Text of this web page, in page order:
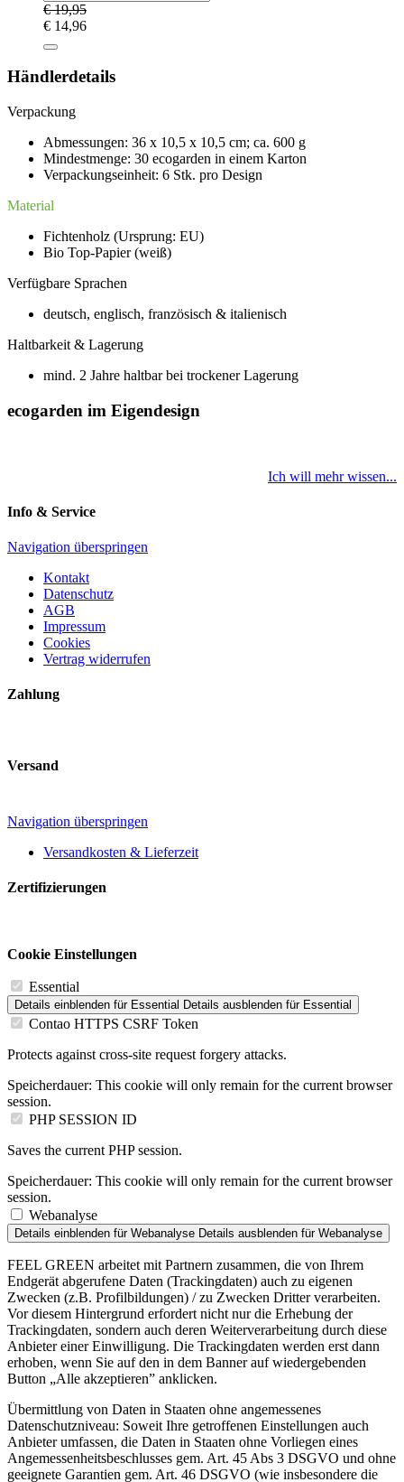
€19,95
€ 14,96
Händlerdetails
Verpackung
Abmessungen: 36 x 10,5 x 10,5 cm; ca. 600 g
Mindestmenge: 30 ecogarden in einem Karton
Verpackungseinheit: 6 Stk. pro Design
Material
Fichtenholz (Ursprung: EU)
Bio Top-Papier (weiß)
Verfügbare Sprachen
deutsch, englisch, französisch & italienisch
Haltbarkeit & Lagerung
mind. 2 Jahre haltbar bei trockener Lagerung
ecogarden im Eigendesign
Ich will mehr wissen...
Info & Service
Navigation überspringen
Kontakt
Datenschutz
AGB
Impressum
Cookies
Vertrag widerrufen
Zahlung
Versand
Navigation überspringen
Versandkosten & Lieferzeit
Zertifizierungen
Cookie Einstellungen
Essential
Details einblenden für Essential Details ausblenden für Essential
Contao HTTPS CSRF Token
Protects against cross-site request forgery attacks.
Speicherdauer: This cookie will only remain for the current browser
session.
PHP SESSION ID
Saves the current PHP session.
Speicherdauer: This cookie will only remain for the current browser
session.
Webanalyse
Details einblenden für Webanalyse Details ausblenden für Webanalyse
FEEL GREEN arbeitet mit Partnern zusammen, die von Ihrem
Endgerät abgerufene Daten (Trackingdaten) auch zu eigenen
Zwecken (z.B. Profilbildungen) / zu Zwecken Dritter verarbeiten.
Vor diesem Hintergrund erfordert nicht nur die Erhebung der
Trackingdaten, sondern auch deren Weiterverarbeitung durch diese
Anbieter einer Einwilligung. Die Trackingdaten werden erst dann
erhoben, wenn Sie auf den in dem Banner auf wiedergebenden
Button „Alle akzeptieren” anklicken.
Übermittlung von Daten in Staaten ohne angemessenes
Datenschutzniveau: Soweit Ihre getroffenen Einstellungen auch
Anbieter umfassen, die Daten in Staaten ohne Vorliegen eines
Angemessenheitsbeschlusses gem. Art. 45 Abs 3 DSGVO und ohne
geeignete Garantien gem. Art. 46 DSGVO (wie insbesondere die